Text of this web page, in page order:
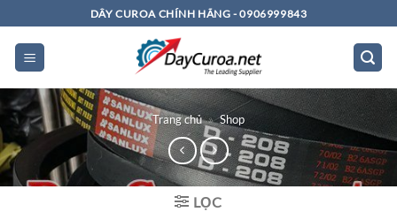
qua
dung
DÂY CUROA CHÍNH HÃNG - 0906999843
Trang chủ » Shop
LỌC